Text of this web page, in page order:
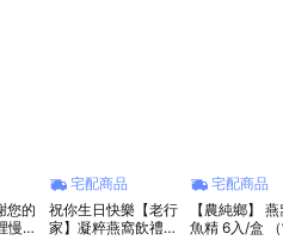
慢慢
宅配商品
祝你生日快樂【老行
家】凝粹燕窩飲禮盒
宅配商品
【農純鄉】 燕窩鱸
魚精 6入/盒